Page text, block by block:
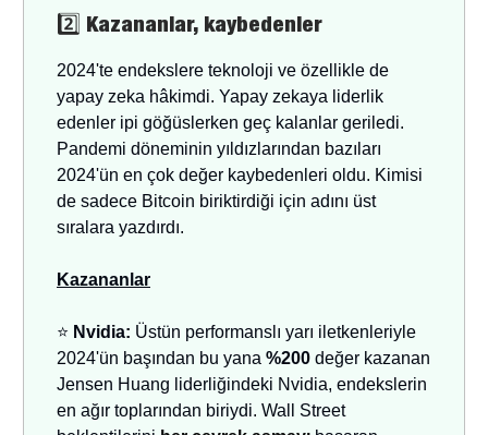
2️⃣ Kazananlar, kaybedenler
2024'te endekslere teknoloji ve özellikle de
yapay zeka hâkimdi. Yapay zekaya liderlik
edenler ipi göğüslerken geç kalanlar geriledi.
Pandemi döneminin yıldızlarından bazıları
2024'ün en çok değer kaybedenleri oldu. Kimisi
de sadece Bitcoin biriktirdiği için adını üst
sıralara yazdırdı.
Kazananlar
⭐ Nvidia: Üstün performanslı yarı iletkenleriyle
2024'ün başından bu yana %200 değer kazanan
Jensen Huang liderliğindeki Nvidia, endekslerin
en ağır toplarından biriydi. Wall Street